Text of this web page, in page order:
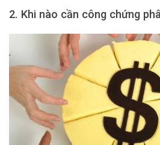
2. Khi nào cần công chứng